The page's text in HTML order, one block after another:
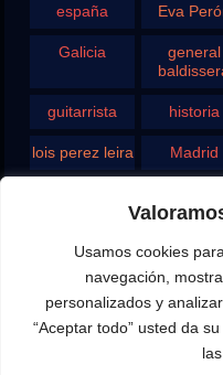
Usamos cookies
navegación,
personalizados y
“Aceptar todo” usted da
españa Eva
Galicia
general
guitarrista historia
lois perez leira Madrid
Rodolfo
Ghezzi
rosario
Tango teatro